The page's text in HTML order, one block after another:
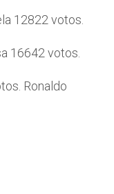
12822 votos.
16642 votos.
Ronaldo